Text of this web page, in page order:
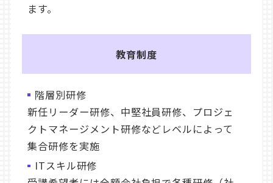
ます。
教育制度
階層別研修
新任リーダー研修、中堅社員研修、プロジェ
クトマネージメント研修などレベルによって
集合研修を実施
ITスキル研修